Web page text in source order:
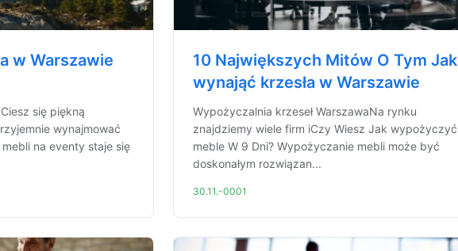
w Warszawie
się piękną
wynajmować
na eventy staje się
10 Największych Mitów O Tym Jak
wynająć krzesła w Warszawie
Wypożyczalnia krzeseł WarszawaNa rynku
znajdziemy wiele firm iCzy Wiesz Jak wypożyczyć
meble W 9 Dni? Wypożyczanie mebli może być
doskonałym rozwiązan...
30.11.-0001